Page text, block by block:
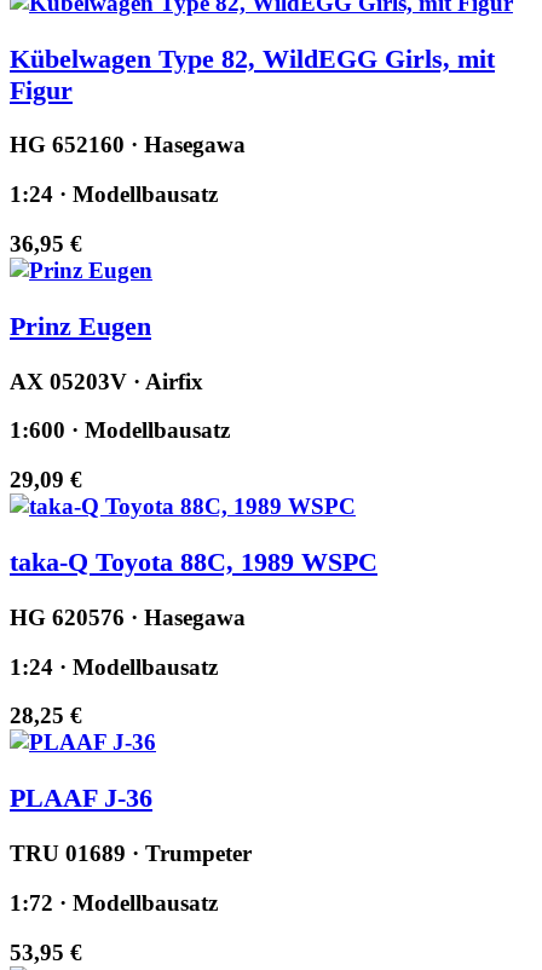
Kübelwagen Type 82, WildEGG Girls, mit
Figur
HG 652160 · Hasegawa
1:24 · Modellbausatz
36,95 €
Prinz Eugen
AX 05203V · Airfix
1:600 · Modellbausatz
29,09 €
taka-Q Toyota 88C, 1989 WSPC
HG 620576 · Hasegawa
1:24 · Modellbausatz
28,25 €
PLAAF J-36
TRU 01689 · Trumpeter
1:72 · Modellbausatz
53,95 €